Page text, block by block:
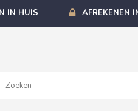
IN HUIS AFREKENEN